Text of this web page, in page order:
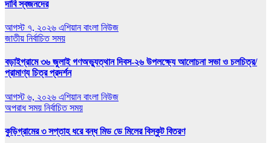
দাবি স্বজনদের
আগস্ট ৭, ২০২৬ এশিয়ান বাংলা নিউজ
জাতীয় নির্বাচিত সময়
বড়াইগ্রামে ৩৬ জুলাই গণঅভ্যুত্থান দিবস-২৬ উপলক্ষ্যে আলোচনা সভা ও চলচিত্র/
প্রামাণ্য চিত্র প্রদর্শন
আগস্ট ৬, ২০২৬ এশিয়ান বাংলা নিউজ
অপরাধ সময় নির্বাচিত সময়
কুড়িগ্রামের ৩ সপ্তাহ ধরে বন্ধ মিড ডে মিলের বিস্কুট বিতরণ